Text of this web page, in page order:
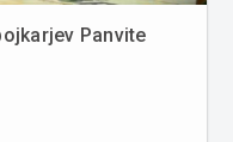
Panvite